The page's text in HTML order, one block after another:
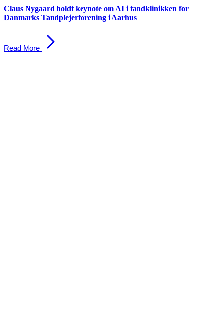
Claus Nygaard holdt keynote om AI i tandklinikken for
Danmarks Tandplejerforening i Aarhus
Read More